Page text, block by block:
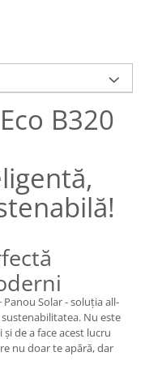
B320
Solar - soluția all-
Nu este
de a face acest lucru
nu doar te apără, dar